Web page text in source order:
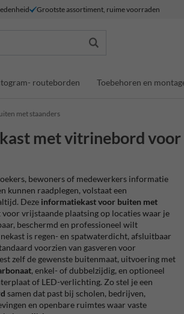
Grootste assortiment, ruime voorraden
routeborden Toebehoren en
met staanders
met vitrinebord voor
bewoners of medewerkers informatie
kunnen raadplegen, volstaat een
Deze informatiekast voor buiten met
voor vrijstaande plaatsing op locaties waar je
beschermd en professioneel wilt
is regen- en spatwaterdicht, afsluitbaar
voorzien van gasveren voor
zelf de gewenste buitenmaat, uitvoering met
, enkel- of dubbelzijdig, en optioneel
of LED-verlichting. Zo stel je een
samen dat past bij scholen, bedrijven,
en openbare ruimtes waar vaste